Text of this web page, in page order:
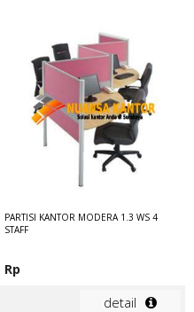
PARTISI KANTOR MODERA 1.3 WS 4
STAFF
Rp
detail